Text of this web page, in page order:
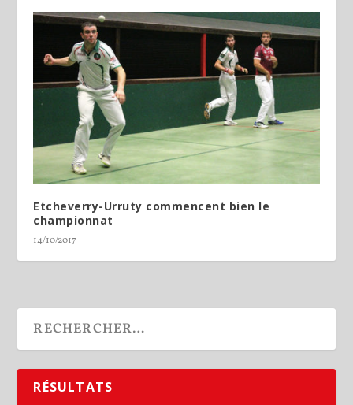
Etcheverry-Urruty commencent bien le
championnat
14/10/2017
RÉSULTATS